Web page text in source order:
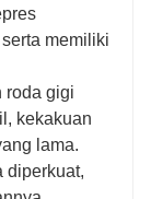
memiliki
roda gigi
kekakuan
lama.
diperkuat,